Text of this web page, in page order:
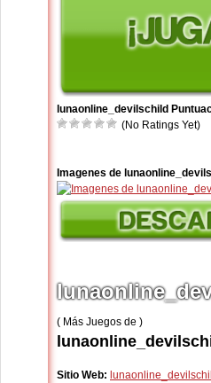
lunaonline_devilschild
(No Ratings Yet)
Imagenes de
( Más Juegos de )
Sitio Web: